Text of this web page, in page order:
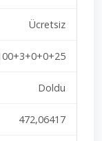
Ücretsiz
Doldu
472,06417